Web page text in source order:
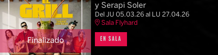
Finalizado
y Serapi Soler
Del JU 05.03.26al LU 27.04.26
Sala Flyhard
EN SALA